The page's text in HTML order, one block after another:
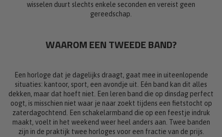
wisselen duurt slechts enkele seconden en vereist geen
gereedschap.
WAAROM EEN TWEEDE BAND?
Een horloge dat je dagelijks draagt, gaat mee in uiteenlopende
situaties: kantoor, sport, een avondje uit. Eén band kan dit alles
dekken, maar dat hoeft niet. Een leren band die op dinsdag perfect
oogt, is misschien niet waar je naar zoekt tijdens een fietstocht op
zaterdagochtend. Een schakelarmband die op een feestje indruk
maakt, voelt in het weekend weer heel anders aan. Twee banden
zijn in de praktijk twee horloges voor een fractie van de prijs.